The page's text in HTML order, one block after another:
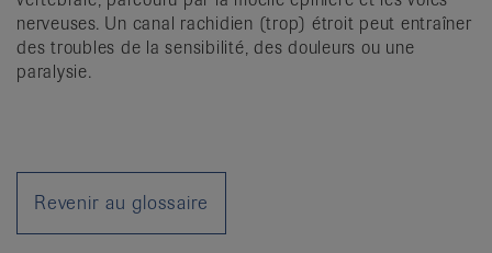
de
langue:
de
nerveuses. Un canal rachidien (trop) étroit peut entraîner
des troubles de la sensibilité, des douleurs ou une
paralysie.
Revenir au glossaire
de